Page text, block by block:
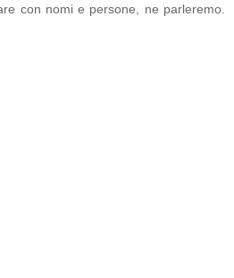
con nomi e persone, ne parleremo.